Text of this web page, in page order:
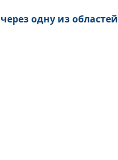
одну из областей